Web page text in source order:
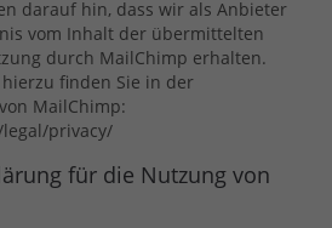
darauf hin, dass wir als Anbieter
vom Inhalt der übermittelten
durch MailChimp erhalten.
finden Sie in der
MailChimp:
privacy/
für die Nutzung von